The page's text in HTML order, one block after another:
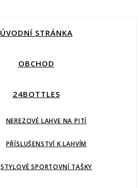
ÚVODNÍ STRÁNKA
OBCHOD
24BOTTLES
NEREZOVÉ LAHVE NA PITÍ
PŘÍSLUŠENSTVÍ K LAHVÍM
STYLOVÉ SPORTOVNÍ TAŠKY